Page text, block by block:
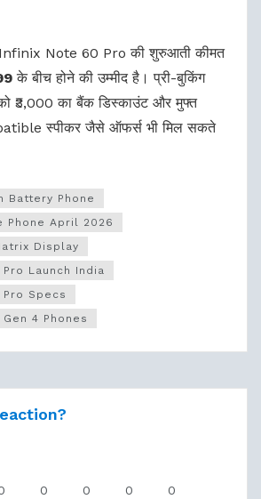
Infinix Note 60 Pro की शुरुआती कीमत
के बीच होने की उम्मीद है। प्री-बुकिंग
₹3,000 का बैंक डिस्काउंट और मुफ्त
स्पीकर जैसे ऑफर्स भी मिल सकते
Battery Phone
Phone April 2026
Display
Launch India
Specs
4 Phones
0 0 0 0